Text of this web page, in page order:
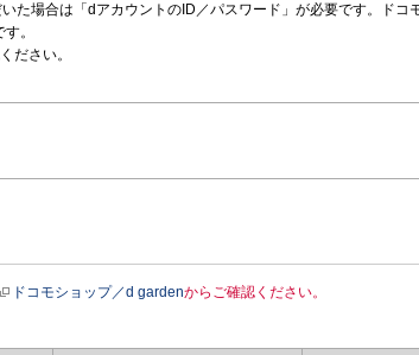
た場合は「dアカウントのID／パスワード」が必要です。ドコ
。
ださい。
ドコモショップ／d gardenからご確認ください。